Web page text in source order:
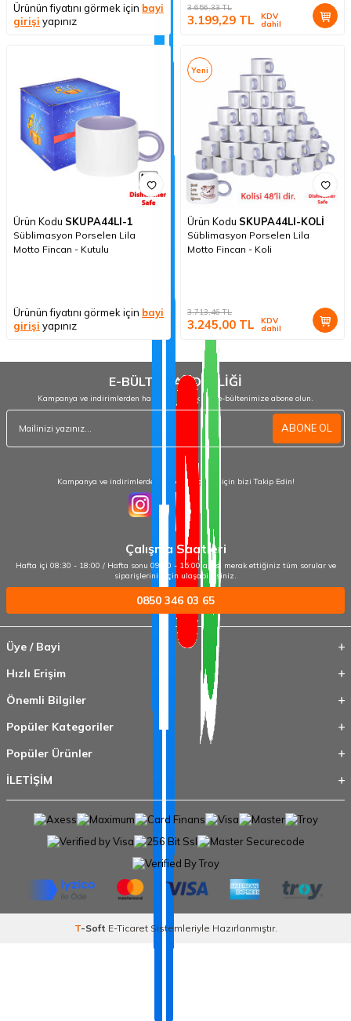
Ürünün fiyatını görmek için bayi
girişi yapınız
3.656,33TL
3.199,29 TL KDV
dahil
Ürün Kodu SKUPA44LI-1
Süblimasyon Porselen Lila
Motto Fincan - Kutulu
Ürünün fiyatını görmek için bayi
girişi yapınız
Yeni
Ürün Kodu SKUPA44LI-KOLİ
Süblimasyon Porselen Lila
Motto Fincan - Koli
3.713,46TL
3.245,00 TL KDV
dahil
E-BÜLTEN ABONELİĞİ
Kampanya ve indirimlerden haberdar olmak için e-bültenimize abone olun.
ABONE OL
Kampanya ve indirimlerden haberdar olmak için bizi Takip Edin!
Çalışma Saatleri
Hafta içi 08:30 - 18:00 / Hafta sonu 09:00 - 15:00 arası merak ettiğiniz tüm sorular ve
siparişleriniz için ulaşabilirsiniz.
0850 346 03 65
Üye / Bayi
Hızlı Erişim
Önemli Bilgiler
Popüler Kategoriler
Popüler Ürünler
İLETİŞİM
T-Soft E-TicaretSistemleriyle Hazırlanmıştır.